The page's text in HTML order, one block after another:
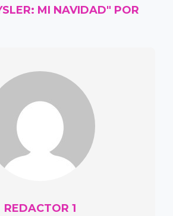
MI NAVIDAD" POR
REDACTOR 1